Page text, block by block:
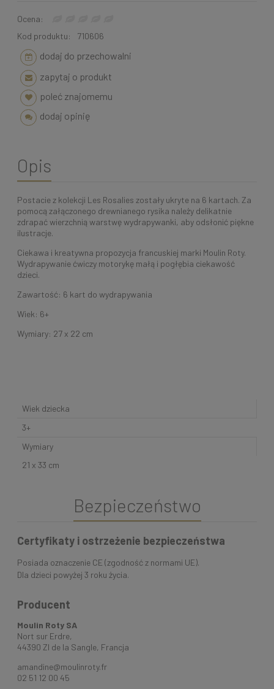
Ocena:
Kod produktu:
710606
dodaj do przechowalni
zapytaj o produkt
poleć znajomemu
dodaj opinię
Opis
Postacie z kolekcji Les Rosalies zostały ukryte na 6 kartach. Za
pomocą załączonego drewnianego rysika należy delikatnie
zdrapać wierzchnią warstwę wydrapywanki, aby odsłonić piękne
ilustracje.
Ciekawa i kreatywna propozycja francuskiej marki Moulin Roty.
Wydrapywanie ćwiczy motorykę małą i pogłębia ciekawość
dzieci.
Zawartość: 6 kart do wydrapywania
Wiek: 6+
Wymiary: 27 x 22 cm
Wiek dziecka
3+
Wymiary
21 x 33 cm
Bezpieczeństwo
Certyfikaty i ostrzeżenie bezpieczeństwa
Posiada oznaczenie CE (zgodność z normami UE).
Dla dzieci powyżej 3 roku życia.
Producent
Moulin Roty SA
Nort sur Erdre,
44390 ZI de la Sangle, Francja
amandine@moulinroty.fr
02 51 12 00 45